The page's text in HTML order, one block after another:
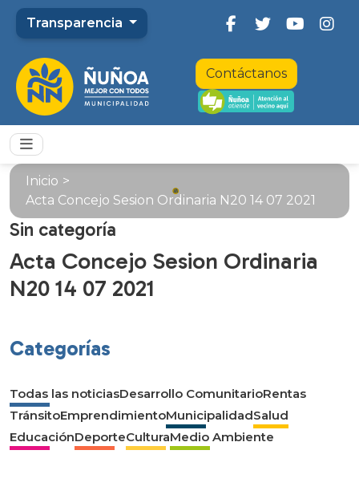
Transparencia
Contáctanos
Inicio >
Acta Concejo Sesion Ordinaria N20 14 07 2021
Sin categoría
Acta Concejo Sesion Ordinaria
N20 14 07 2021
Categorías
Todas las noticiasDesarrollo ComunitarioRentas
TránsitoEmprendimientoMunicipalidadSalud
EducaciónDeporteCulturaMedio Ambiente